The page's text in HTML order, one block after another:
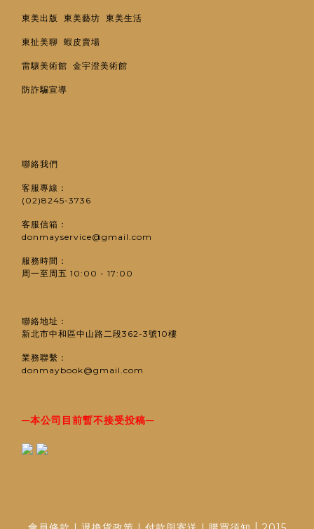
東美出版 東美藝坊 東美生活
東扯美聊 蝦皮賣場
雷驤美術館 金宇澄美術館
防詐騙宣導
聯絡我們
客服專線：
(02)8245-3736
客服信箱：
donmayservice@gmail.com
服務時間：
周一至周五 10:00 - 17:00
聯絡地址：
新北市中和區中山路二段362-3號10樓
業務聯繫：
donmaybook@gmail.com
─本公司目前暫不接受投稿─